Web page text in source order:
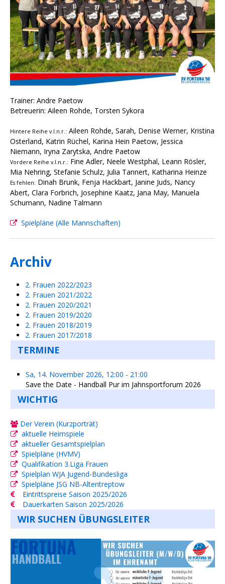
Trainer: Andre Paetow
Betreuerin: Aileen Rohde, Torsten Sykora
Hintere Reihe v.l.n.r.: Aileen Rohde, Sarah, Denise Werner, Kristina
Osterland, Katrin Rüchel, Karina Hein Paetow, Jessica
Niemann, Iryna Zarytska, Andre Paetow
Vordere Reihe v.l.n.r.: Fine Adler, Neele Westphal, Leann Rösler,
Mia Nehring, Stefanie Schulz, Julia Tannert, Katharina Heinze
Es fehlen: Dinah Brunk, Fenja Hackbart, Janine Juds, Nancy
Abert, Clara Forbrich, Josephine Kaatz, Jana May, Manuela
Schumann, Nadine Talmann
Spielpläne (Alle Mannschaften)
Archiv
2. Frauen 2022/2023
2. Frauen 2021/2022
2. Frauen 2020/2021
2. Frauen 2019/2020
2. Frauen 2018/2019
2. Frauen 2017/2018
TERMINE
Sa, 14. November 2026, 12:00 - 21:00
Save the Date - Handball Pur im Jahnsportforum 2026
WICHTIG
Der Verein (Kurzporträt)
aktuelle Heimspiele
aktueller Gesamtspielplan
Spielpläne (HVMV)
Qualifikation 3.Liga Frauen
Spielplan WJA Jugend-Bundesliga
Spielpläne JSG NB-Altentreptow
Eintrittspreise Saison 2025/2026
Dauerkarten Saison 2025/2026
WIR SUCHEN ÜBUNGSLEITER